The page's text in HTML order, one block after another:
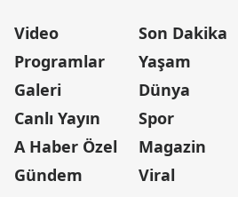
Video
Programlar
Galeri
Canlı Yayın
A Haber Özel
Gündem
Son Dakika
Yaşam
Dünya
Spor
Magazin
Viral